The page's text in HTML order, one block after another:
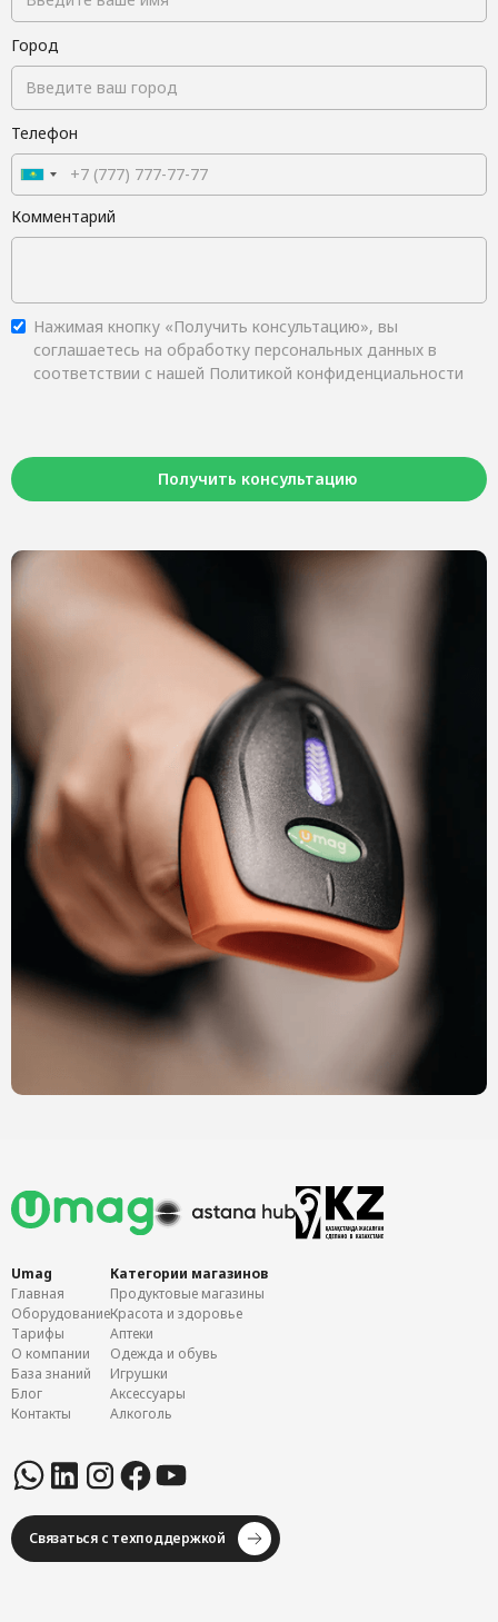
Город
Телефон
Комментарий
Нажимая кнопку «Получить консультацию», вы
соглашаетесь на обработку персональных данных в
соответствии с нашей Политикой конфиденциальности
Umag
Главная
Оборудование
Тарифы
О компании
База знаний
Блог
Контакты
Категории магазинов
Продуктовые магазины
Красота и здоровье
Аптеки
Одежда и обувь
Игрушки
Аксессуары
Алкоголь
Связаться с техподдержкой